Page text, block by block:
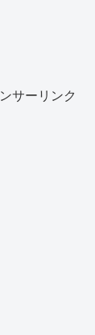
サーリンク